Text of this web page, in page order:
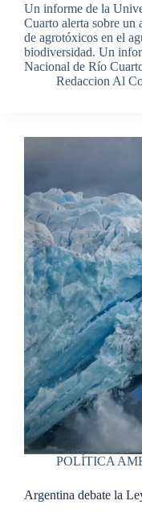
Un informe de la
Cuarto alerta sobre un
de agrotóxicos en el
biodiversidad. Un
Nacional de Río
Redaccion Al
POLÍTICA
Argentina debate la